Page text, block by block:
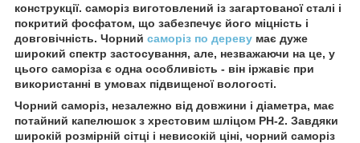
конструкції. саморіз виготовлений із загартованої сталі і
покритий фосфатом, що забезпечує його міцність і
довговічність. Чорний саморіз по дереву має дуже
широкий спектр застосування, але, незважаючи на це, у
цього саморіза є одна особливість - він іржавіє при
використанні в умовах підвищеної вологості.
Чорний саморіз, незалежно від довжини і діаметра, має
потайний капелюшок з хрестовим шліцом РН-2. Завдяки
широкій розмірній сітці і невисокій ціні, чорний саморіз